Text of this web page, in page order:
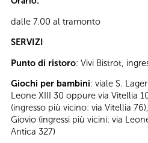
dalle 7.00 al tramonto
SERVIZI
Punto di ristoro: Vivi Bistrot,
Giochi per bambini: viale S.
Leone XIII 30 oppure via Vitellia
(ingresso più vicino: via Vitellia
Giovio (ingressi più vicini: via
Antica 327)